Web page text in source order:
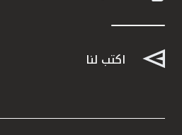
اكتب لنا